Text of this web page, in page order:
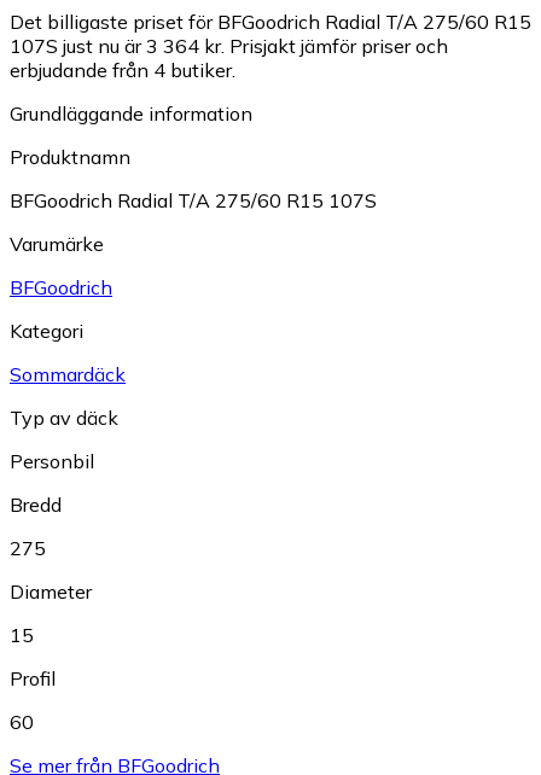
Det billigaste priset för BFGoodrich Radial T/A 275/60 R15
107S just nu är 3 364 kr. Prisjakt jämför priser och
erbjudande från 4 butiker.
Grundläggande information
Produktnamn
BFGoodrich Radial T/A 275/60 R15 107S
Varumärke
BFGoodrich
Kategori
Sommardäck
Typ av däck
Personbil
Bredd
275
Diameter
15
Profil
60
Se mer från BFGoodrich